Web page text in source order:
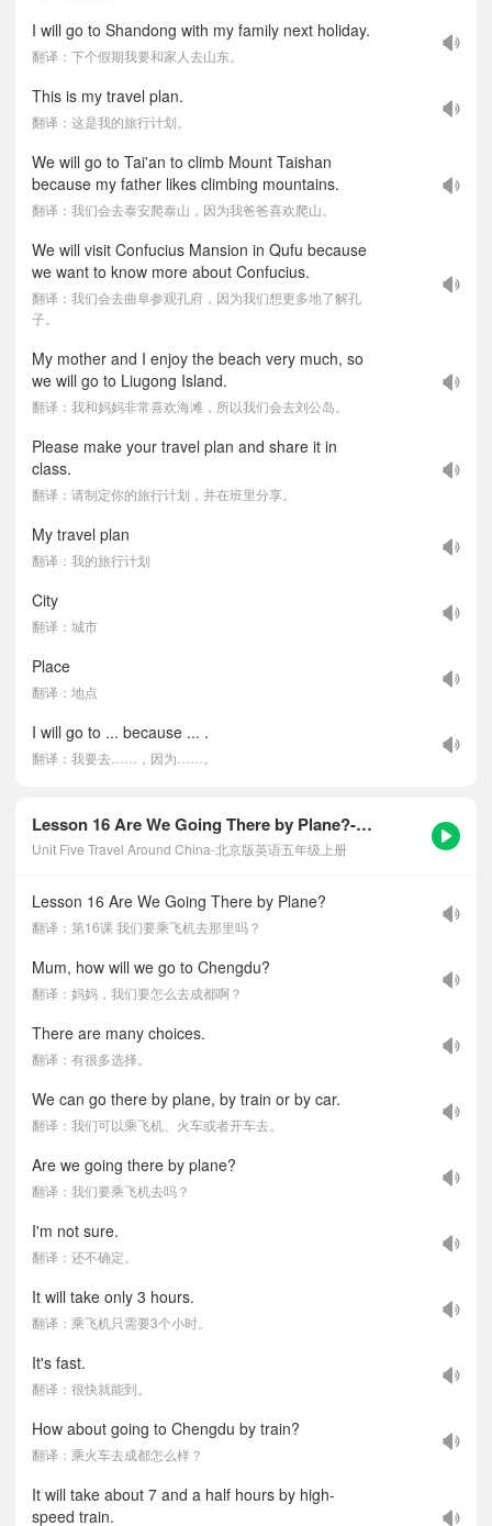
I will go to Shandong with my family next holiday.
翻译：下个假期我要和家人去山东。
This is my travel plan.
翻译：这是我的旅行计划。
We will go to Tai'an to climb Mount Taishan
because my father likes climbing mountains.
翻译：我们会去泰安爬泰山，因为我爸爸喜欢爬山。
We will visit Confucius Mansion in Qufu because
we want to know more about Confucius.
翻译：我们会去曲阜参观孔府，因为我们想更多地了解孔
子。
My mother and I enjoy the beach very much, so
we will go to Liugong Island.
翻译：我和妈妈非常喜欢海滩，所以我们会去刘公岛。
Please make your travel plan and share it in
class.
翻译：请制定你的旅行计划，并在班里分享。
My travel plan
翻译：我的旅行计划
City
翻译：城市
Place
翻译：地点
I will go to ... because ... .
翻译：我要去……，因为……。
Lesson 16 Are We Going There by Plane?-课文听力音频
Unit Five Travel Around China-北京版英语五年级上册
Lesson 16 Are We Going There by Plane?
翻译：第16课 我们要乘飞机去那里吗？
Mum, how will we go to Chengdu?
翻译：妈妈，我们要怎么去成都啊？
There are many choices.
翻译：有很多选择。
We can go there by plane, by train or by car.
翻译：我们可以乘飞机、火车或者开车去。
Are we going there by plane?
翻译：我们要乘飞机去吗？
I'm not sure.
翻译：还不确定。
It will take only 3 hours.
翻译：乘飞机只需要3个小时。
It's fast.
翻译：很快就能到。
How about going to Chengdu by train?
翻译：乘火车去成都怎么样？
It will take about 7 and a half hours by high-
speed train.